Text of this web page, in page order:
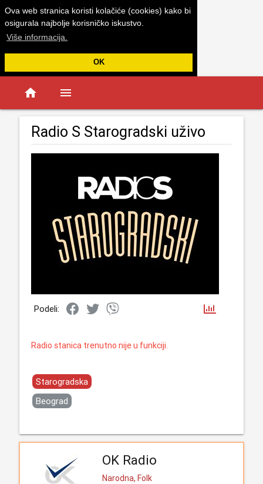
Ova web stranica koristi kolačiće (cookies) kako bi
osigurala najbolje korisničko iskustvo.
Više informacija.
OK
home menu
Radio S Starogradski uživo
Podeli:
Radio stanica trenutno nije u funkciji.
Starogradska
Beograd
OK Radio
Narodna, Folk